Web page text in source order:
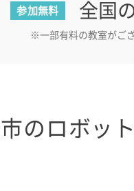
参加無料 全国
※一部有料の教室がご
のロボッ